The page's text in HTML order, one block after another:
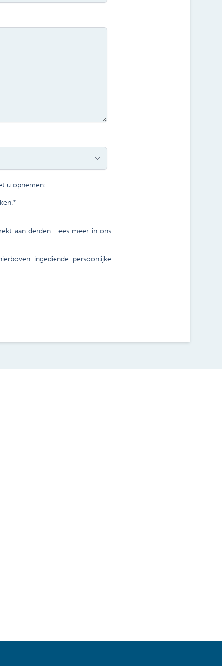
u opnemen:
*
aan derden. Lees meer in ons
ingediende persoonlijke